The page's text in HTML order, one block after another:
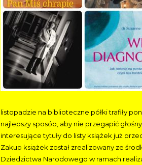
listopadzie na biblioteczne półki trafiły
najlepszy sposób, aby nie przegapić
interesujące tytuły do listy książek już
Zakup książek został zrealizowany ze
Dziedzictwa Narodowego w ramach